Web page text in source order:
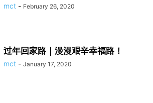
mct - February 26, 2020
过年回家路｜漫漫艰辛幸福路！
mct - January 17, 2020